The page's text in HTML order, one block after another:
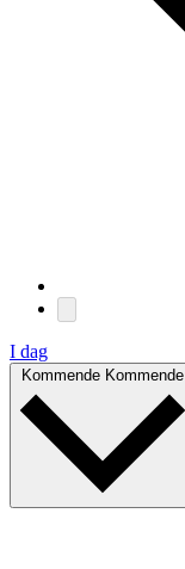
I dag
Kommende Kommende